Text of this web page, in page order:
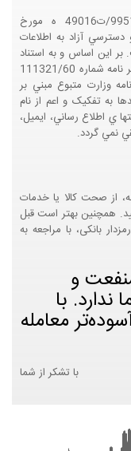
هيئت محترم دولت طي مصوبه شماره 99517/ت49016 ه مورخ
و دسترسي آزاد به اطلاعات
است. بر اين اساس و به استناد
مواد 5 و 9 آيين نامه اجرايي و همچنين با تکيه بر نامه شماره 111321/60
و برنامه وزارت متبوع مبني بر
به تفکيک و اعم از نام
ي اطلاع رساني، ايميل،
نمي گردد.
از صحت کالا یا خدمات
همچنین بهتر است قبل
بانکی، با مراجعه به
و
ندارد. با
معامله
با تشکر از شما